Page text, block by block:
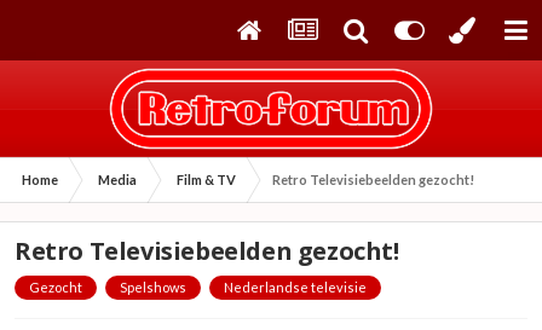
Home Media Film & TV Retro Televisiebeelden gezocht!
Retro Televisiebeelden gezocht!
Gezocht Spelshows Nederlandse televisie